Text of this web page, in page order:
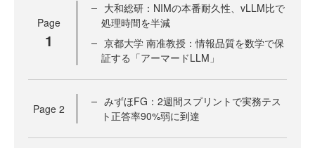
Page
1
大和総研：NIMの本番耐久性、vLLM比で
処理時間を半減
京都大学 南准教授：情報品質を数学で保
証する「アーマードLLM」
Page 2
みずほFG：2週間スプリントで実務テス
ト正答率90%弱に到達